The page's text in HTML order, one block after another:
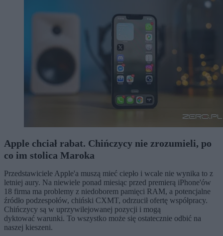
Apple chciał rabat. Chińczycy nie zrozumieli, po
co im stolica Maroka
Przedstawiciele Apple'a muszą mieć ciepło i wcale nie wynika to z
letniej aury. Na niewiele ponad miesiąc przed premierą iPhone'ów
18 firma ma problemy z niedoborem pamięci RAM, a potencjalne
źródło podzespołów, chiński CXMT, odrzucił ofertę współpracy.
Chińczycy są w uprzywilejowanej pozycji i mogą
dyktować warunki. To wszystko może się ostatecznie odbić na
naszej kieszeni.